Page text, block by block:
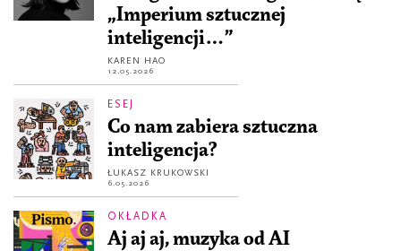
„Imperium sztucznej
inteligencji…”
KAREN HAO
12.05.2026
ESEJ
Co nam zabiera sztuczna
inteligencja?
ŁUKASZ KRUKOWSKI
6.05.2026
OKŁADKA
Aj aj aj, muzyka od AI